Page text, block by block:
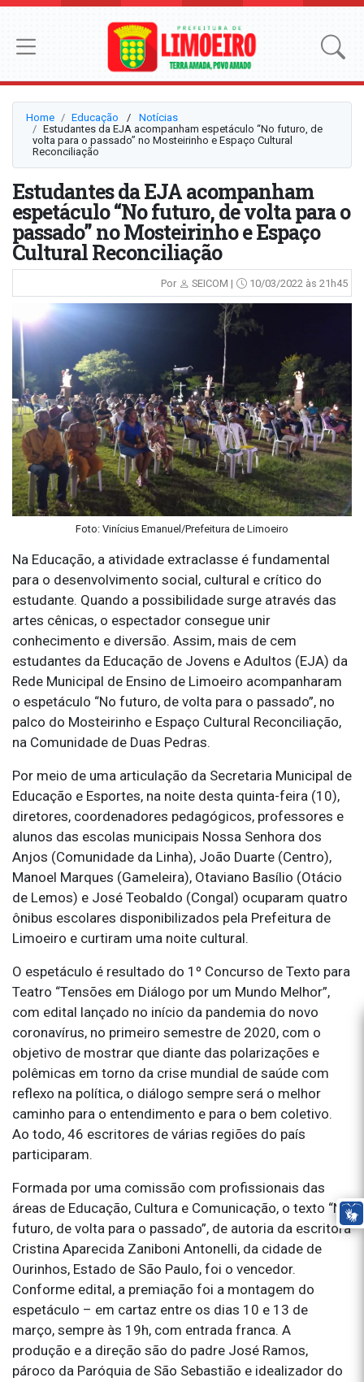
Home Educação ⠀/⠀ Notícias
Estudantes da EJA acompanham espetáculo “No futuro, de
volta para o passado” no Mosteirinho e Espaço Cultural
Reconciliação
Estudantes da EJA acompanham
espetáculo “No futuro, de volta para o
passado” no Mosteirinho e Espaço
Cultural Reconciliação
Por SEICOM | 10/03/2022 às 21h45
Foto: Vinícius Emanuel/Prefeitura de Limoeiro
Na Educação, a atividade extraclasse é fundamental
para o desenvolvimento social, cultural e crítico do
estudante. Quando a possibilidade surge através das
artes cênicas, o espectador consegue unir
conhecimento e diversão. Assim, mais de cem
estudantes da Educação de Jovens e Adultos (EJA) da
Rede Municipal de Ensino de Limoeiro acompanharam
o espetáculo “No futuro, de volta para o passado”, no
palco do Mosteirinho e Espaço Cultural Reconciliação,
na Comunidade de Duas Pedras.
Por meio de uma articulação da Secretaria Municipal de
Educação e Esportes, na noite desta quinta-feira (10),
diretores, coordenadores pedagógicos, professores e
alunos das escolas municipais Nossa Senhora dos
Anjos (Comunidade da Linha), João Duarte (Centro),
Manoel Marques (Gameleira), Otaviano Basílio (Otácio
de Lemos) e José Teobaldo (Congal) ocuparam quatro
ônibus escolares disponibilizados pela Prefeitura de
Limoeiro e curtiram uma noite cultural.
O espetáculo é resultado do 1º Concurso de Texto para
Teatro “Tensões em Diálogo por um Mundo Melhor”,
com edital lançado no início da pandemia do novo
coronavírus, no primeiro semestre de 2020, com o
objetivo de mostrar que diante das polarizações e
polêmicas em torno da crise mundial de saúde com
reflexo na política, o diálogo sempre será o melhor
caminho para o entendimento e para o bem coletivo.
Ao todo, 46 escritores de várias regiões do país
participaram.
Formada por uma comissão com profissionais das
áreas de Educação, Cultura e Comunicação, o texto “No
futuro, de volta para o passado”, de autoria da escritora
Cristina Aparecida Zaniboni Antonelli, da cidade de
Ourinhos, Estado de São Paulo, foi o vencedor.
Conforme edital, a premiação foi a montagem do
espetáculo – em cartaz entre os dias 10 e 13 de
março, sempre às 19h, com entrada franca. A
produção e a direção são do padre José Ramos,
pároco da Paróquia de São Sebastião e idealizador do